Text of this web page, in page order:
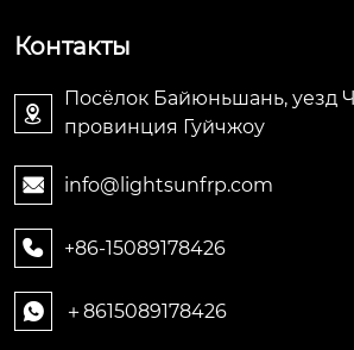
Контакты

Посёлок Байюньшань, уезд
провинция Гуйчжоу
 info@lightsunfrp.com
 +86-15089178426
 ＋8615089178426